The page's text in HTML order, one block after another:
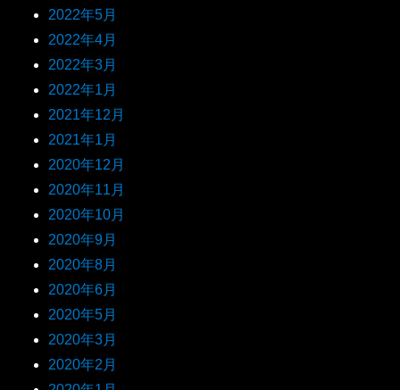
2022年5月
2022年4月
2022年3月
2022年1月
2021年12月
2021年1月
2020年12月
2020年11月
2020年10月
2020年9月
2020年8月
2020年6月
2020年5月
2020年3月
2020年2月